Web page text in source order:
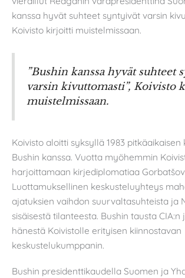
kanssa hyvät suhteet syntyivät varsin
Koivisto kirjoitti muistelmissaan.
”Bushin kanssa hyvät suhteet
varsin kivuttomasti”, Koivisto
muistelmissaan.
Koivisto aloitti syksyllä 1983
Bushin kanssa. Vuotta myöhemmin
harjoittamaan kirjediplomatiaa
Luottamuksellinen keskusteluyhteys
ajatuksien vaihdon suurvaltasuhteista ja
sisäisestä tilanteesta. Bushin tausta
hänestä Koivistolle erityisen kiinnostavan
keskustelukumppanin.
Bushin presidenttikaudella Suomen ja